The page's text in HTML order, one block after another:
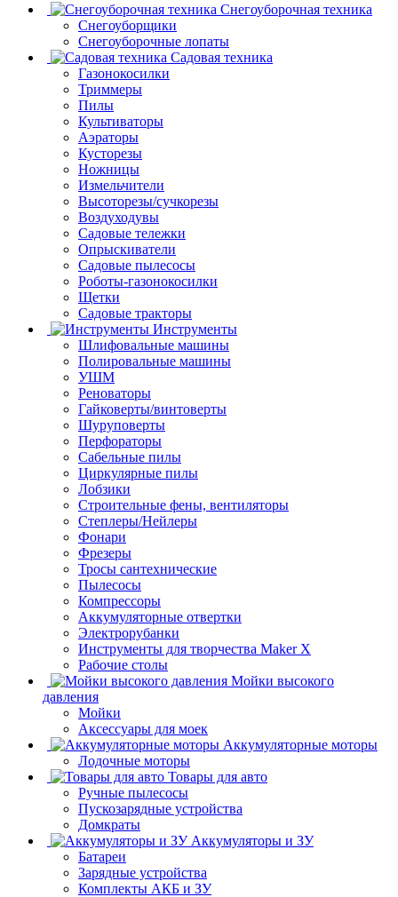
Снегоуборочная техника
Снегоуборщики
Снегоуборочные лопаты
Садовая техника
Газонокосилки
Триммеры
Пилы
Культиваторы
Аэраторы
Кусторезы
Ножницы
Измельчители
Высоторезы/сучкорезы
Воздуходувы
Садовые тележки
Опрыскиватели
Садовые пылесосы
Роботы-газонокосилки
Щетки
Садовые тракторы
Инструменты
Шлифовальные машины
Полировальные машины
УШМ
Реноваторы
Гайковерты/винтоверты
Шуруповерты
Перфораторы
Сабельные пилы
Циркулярные пилы
Лобзики
Строительные фены, вентиляторы
Степлеры/Нейлеры
Фонари
Фрезеры
Тросы сантехнические
Пылесосы
Компрессоры
Аккумуляторные отвертки
Электрорубанки
Инструменты для творчества Maker X
Рабочие столы
Мойки высокого
давления
Мойки
Аксессуары для моек
Аккумуляторные моторы
Лодочные моторы
Товары для авто
Ручные пылесосы
Пускозарядные устройства
Домкраты
Аккумуляторы и ЗУ
Батареи
Зарядные устройства
Комплекты АКБ и ЗУ